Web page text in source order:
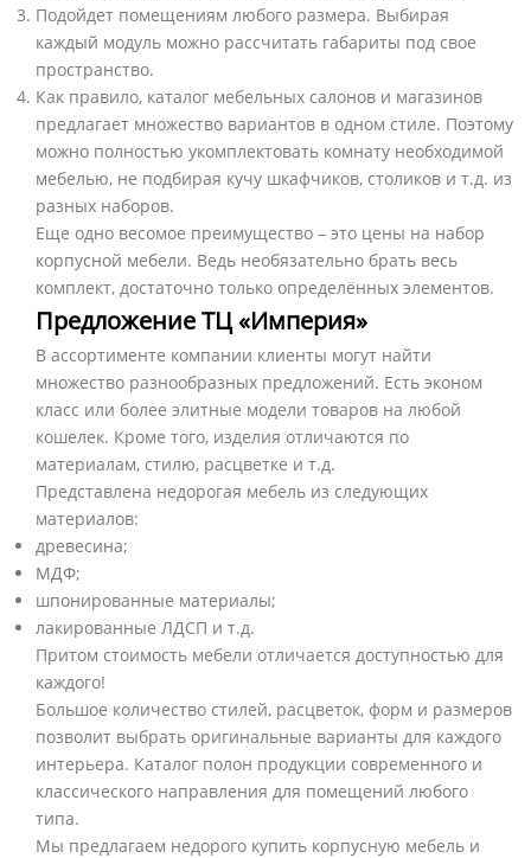
Подойдет помещениям любого размера. Выбирая
каждый модуль можно рассчитать габариты под свое
пространство.
Как правило, каталог мебельных салонов и магазинов
предлагает множество вариантов в одном стиле. Поэтому
можно полностью укомплектовать комнату необходимой
мебелью, не подбирая кучу шкафчиков, столиков и т.д. из
разных наборов.
Еще одно весомое преимущество – это цены на набор
корпусной мебели. Ведь необязательно брать весь
комплект, достаточно только определённых элементов.
Предложение ТЦ «Империя»
В ассортименте компании клиенты могут найти
множество разнообразных предложений. Есть эконом
класс или более элитные модели товаров на любой
кошелек. Кроме того, изделия отличаются по
материалам, стилю, расцветке и т.д.
Представлена недорогая мебель из следующих
материалов:
древесина;
МДФ;
шпонированные материалы;
лакированные ЛДСП и т.д.
Притом стоимость мебели отличается доступностью для
каждого!
Большое количество стилей, расцветок, форм и размеров
позволит выбрать оригинальные варианты для каждого
интерьера. Каталог полон продукции современного и
классического направления для помещений любого
типа.
Мы предлагаем недорого купить корпусную мебель и